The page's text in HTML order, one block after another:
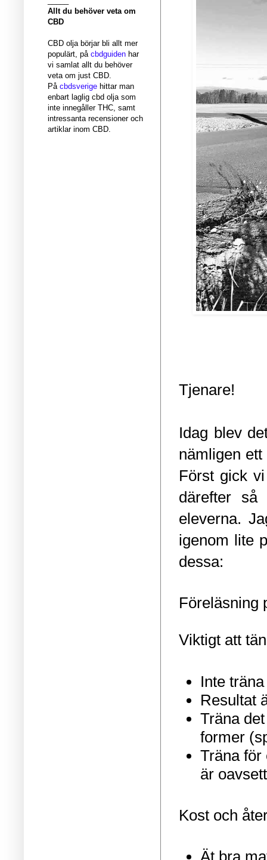
Tjenare!
Idag blev
nämligen
Först gick
därefter
eleverna.
igenom lite
dessa:
Föreläsning
Viktigt att
Inte
Resultat
Träna
former
Träna för
är
Kost och
Ät bra
Allt du behöver veta om
CBD
CBD olja börjar bli allt mer
populärt, påcbdguiden har
vi samlat allt du behöver
veta om just CBD.
På cbdsverige hittar man
enbart laglig cbd olja som
inte innegåller THC, samt
intressanta recensioner och
artiklar inom CBD.